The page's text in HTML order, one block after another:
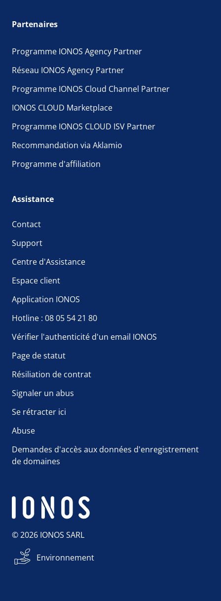
Partenaires
Programme IONOS Agency Partner
Réseau IONOS Agency Partner
Programme IONOS Cloud Channel Partner
IONOS CLOUD Marketplace
Programme IONOS CLOUD ISV Partner
Recommandation via Aklamio
Programme d'affiliation
Assistance
Contact
Support
Centre d'Assistance
Espace client
Application IONOS
Hotline : 08 05 54 21 80
Vérifier l'authenticité d'un email IONOS
Page de statut
Résiliation de contrat
Signaler un abus
Se rétracter ici
Abuse
Demandes d'accès aux données d'enregistrement
de domaines
© 2026 IONOS SARL
Environnement